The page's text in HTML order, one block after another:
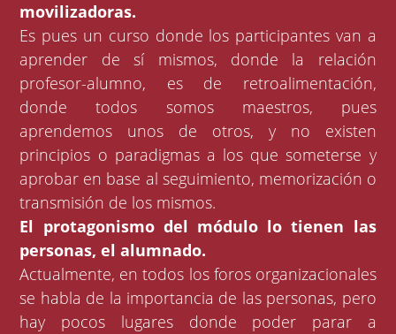
movilizadoras.
Es pues un curso donde los participantes van a
aprender de sí mismos, donde la relación
profesor-alumno, es de retroalimentación,
donde todos somos maestros, pues
aprendemos unos de otros, y no existen
principios o paradigmas a los que someterse y
aprobar en base al seguimiento, memorización o
transmisión de los mismos.
El protagonismo del módulo lo tienen las
personas, el alumnado.
Actualmente, en todos los foros organizacionales
se habla de la importancia de las personas, pero
hay pocos lugares donde poder parar a